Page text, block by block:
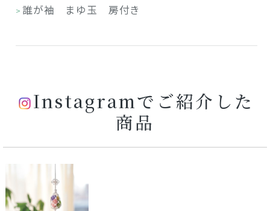
> 誰が袖 まゆ玉 房付き
Instagramでご紹介した
商品